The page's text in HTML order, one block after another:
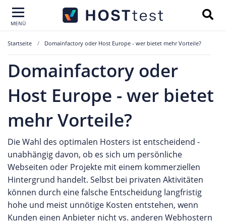
MENÜ
Startseite Domainfactory oder Host Europe - wer bietet mehr Vorteile?
Domainfactory oder
Host Europe - wer bietet
mehr Vorteile?
Die Wahl des optimalen Hosters ist entscheidend -
unabhängig davon, ob es sich um persönliche
Webseiten oder Projekte mit einem kommerziellen
Hintergrund handelt. Selbst bei privaten Aktivitäten
können durch eine falsche Entscheidung langfristig
hohe und meist unnötige Kosten entstehen, wenn
Kunden einen Anbieter nicht vs. anderen Webhostern